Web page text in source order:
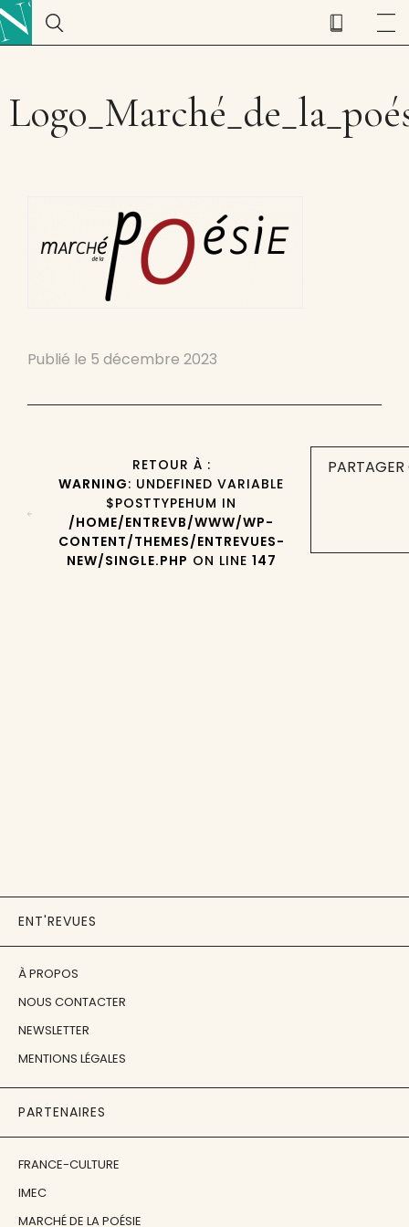
Publié le 5 décembre 2023
RETOUR À :
WARNING: UNDEFINED VARIABLE
$POSTTYPEHUM IN
/HOME/ENTREVB/WWW/WP-
CONTENT/THEMES/ENTREVUES-
NEW/SINGLE.PHP ON LINE 147
ENT'REVUES
À PROPOS
NOUS CONTACTER
NEWSLETTER
MENTIONS LÉGALES
PARTENAIRES
FRANCE-CULTURE
IMEC
MARCHÉ DE LA POÉSIE